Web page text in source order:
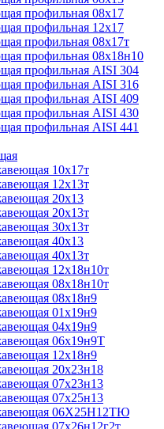
профильная 08х17
профильная 12х17
профильная 08х17т
профильная 08х18н10
профильная AISI 304
профильная AISI 316
профильная AISI 409
профильная AISI 430
профильная AISI 441
10х17т
12х13т
20х13
20х13т
30х13т
40х13
40х13т
12х18н10т
08х18н10т
08х18н9
01х19н9
04х19н9
06х19н9Т
12х18н9
20х23н18
07х23н13
07х25н13
06Х25Н12ТЮ